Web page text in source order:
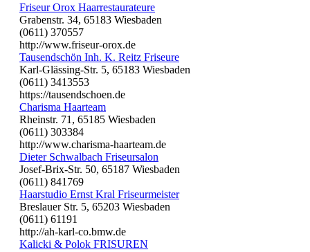
Friseur Orox Haarrestaurateure
Grabenstr. 34, 65183 Wiesbaden
(0611) 370557
http://www.friseur-orox.de
Tausendschön Inh. K. Reitz Friseure
Karl-Glässing-Str. 5, 65183 Wiesbaden
(0611) 3413553
https://tausendschoen.de
Charisma Haarteam
Rheinstr. 71, 65185 Wiesbaden
(0611) 303384
http://www.charisma-haarteam.de
Dieter Schwalbach Friseursalon
Josef-Brix-Str. 50, 65187 Wiesbaden
(0611) 841769
Haarstudio Ernst Kral Friseurmeister
Breslauer Str. 5, 65203 Wiesbaden
(0611) 61191
http://ah-karl-co.bmw.de
Kalicki & Polok FRISUREN